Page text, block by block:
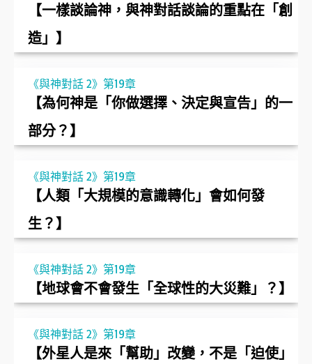
【一樣談論神，與神對話談論的重點在「創
造」】
《與神對話 2》第19章
【為何神是「你做選擇、決定與宣告」的一
部分？】
《與神對話 2》第19章
【人類「大規模的意識轉化」會如何發
生？】
《與神對話 2》第19章
【地球會不會發生「全球性的大災難」？】
《與神對話 2》第19章
【外星人是來「幫助」改變，不是「迫使」